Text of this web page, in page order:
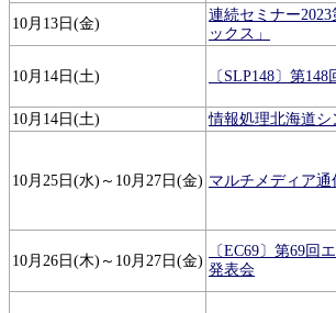
10月13日(金)
連続セミナー
ックス」
10月14日(土) 〔SLP148〕第
10月14日(土) 情報処理北海道
10月25日(水)～10月27日(金) マルチメディア通
10月26日(木)～10月27日(金)
〔EC69〕第69回
発表会